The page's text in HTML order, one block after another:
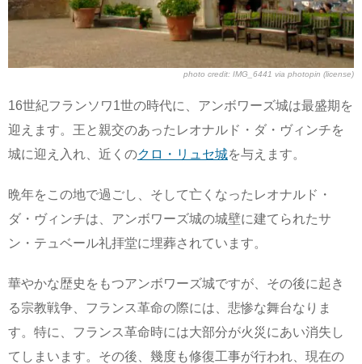
photo credit: IMG_6441 via photopin (license)
16世紀フランソワ1世の時代に、アンボワーズ城は最盛期を
迎えます。王と親交のあったレオナルド・ダ・ヴィンチを
城に迎え入れ、近くのクロ・リュセ城を与えます。
晩年をこの地で過ごし、そして亡くなったレオナルド・
ダ・ヴィンチは、アンボワーズ城の城壁に建てられたサ
ン・テュベール礼拝堂に埋葬されています。
華やかな歴史をもつアンボワーズ城ですが、その後に起き
る宗教戦争、フランス革命の際には、悲惨な舞台なりま
す。特に、フランス革命時には大部分が火災にあい消失し
てしまいます。その後、幾度も修復工事が行われ、現在の